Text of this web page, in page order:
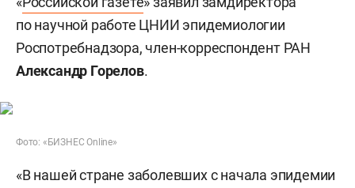
по научной работе ЦНИИ эпидемиологии
Роспотребнадзора, член-корреспондент РАН
Александр Горелов.
Фото: «БИЗНЕС Online»
«В нашей стране заболевших с начала эпидемии